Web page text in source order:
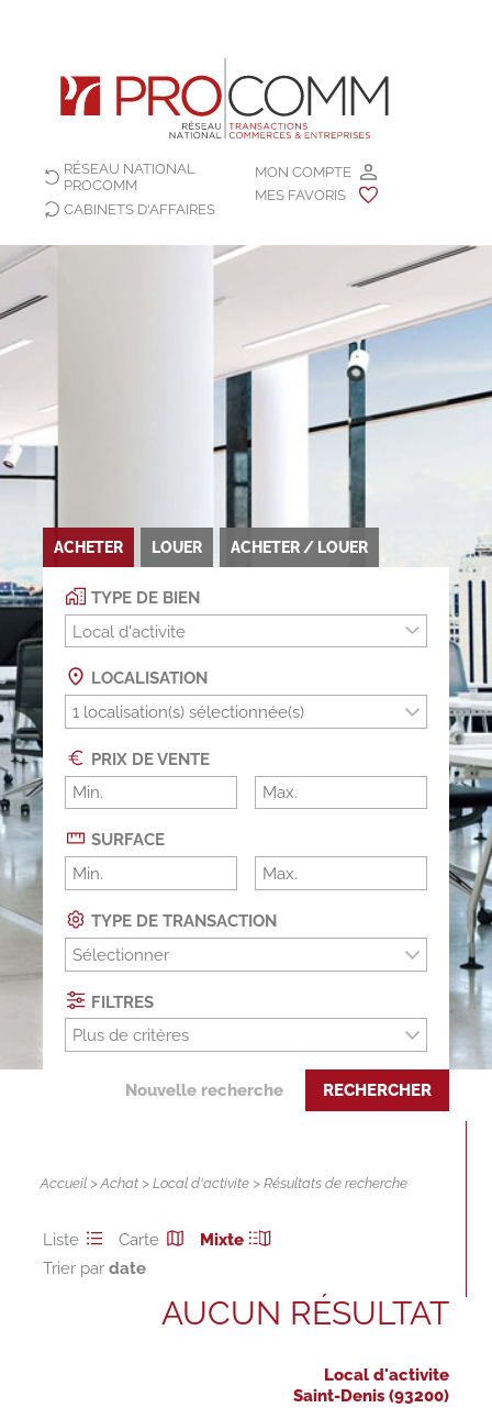
MON COMPTE
MES FAVORIS
RÉSEAU NATIONAL
PROCOMM
CABINETS D'AFFAIRES
ACHETER LOUER ACHETER / LOUER
TYPE DE BIEN
Local d'activite
LOCALISATION
PRIX DE VENTE
SURFACE
TYPE DE TRANSACTION
Sélectionner
FILTRES
Plus de critères
Nouvelle recherche RECHERCHER
Accueil >Achat >Local d'activite > Résultats de recherche
Liste Carte
Mixte
Trier par
AUCUN RÉSULTAT
Local d'activite
Saint-Denis (93200)